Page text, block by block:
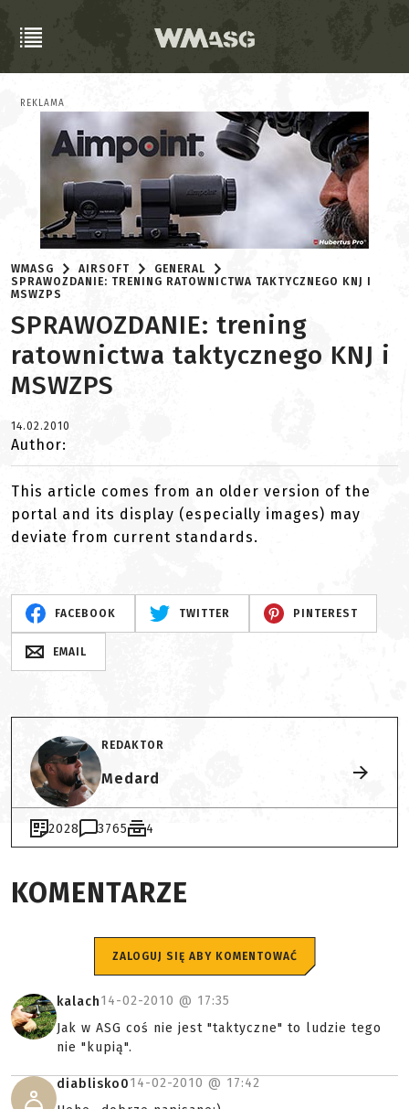
REKLAMA
WMASG AIRSOFT
GENERAL
SPRAWOZDANIE: TRENING RATOWNICTWA TAKTYCZNEGO KNJ I
MSWZPS
SPRAWOZDANIE: trening
ratownictwa taktycznego KNJ i
MSWZPS
14.02.2010
Author:
This article comes from an older version of the
portal and its display (especially images) may
deviate from current standards.
FACEBOOK TWITTER PINTEREST
EMAIL
REDAKTOR
Medard
2028 3765 4
KOMENTARZE
ZALOGUJ SIĘ ABY KOMENTOWAĆ
kalach14-02-2010 @ 17:35
Jak w ASG coś nie jest "taktyczne" to ludzie tego
nie "kupią".
diablisko014-02-2010 @ 17:42